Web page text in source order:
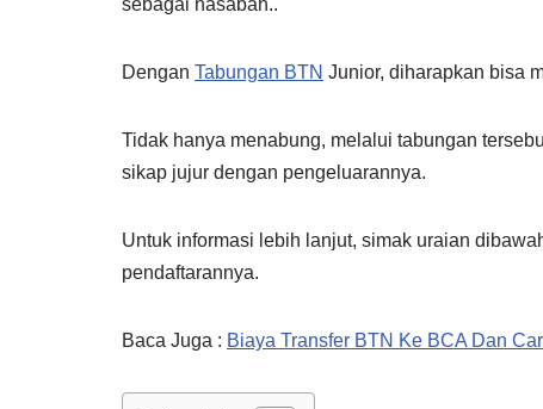
sebagai nasabah..
Dengan Tabungan BTN Junior, diharapkan bisa
Tidak hanya menabung, melalui tabungan
sikap jujur dengan pengeluarannya.
Untuk informasi lebih lanjut, simak uraian
pendaftarannya.
Baca Juga : Biaya Transfer BTN Ke BCA Dan